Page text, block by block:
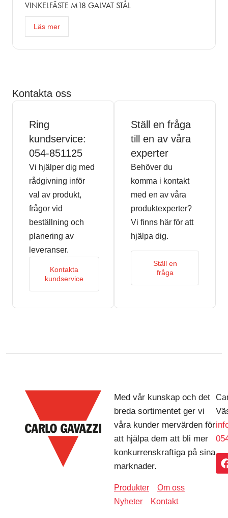
VINKELFÄSTE M18 GALVAT STÅL
Läs mer
Kontakta oss
Ring
kundservice:
054-851125
Vi hjälper dig med
rådgivning inför
val av produkt,
frågor vid
beställning och
planering av
leveranser.
Kontakta
kundservice
Ställ en fråga
till en av våra
experter
Behöver du
komma i kontakt
med en av våra
produktexperter?
Vi finns här för att
hjälpa dig.
Ställ en
fråga
Med vår kunskap och det
breda sortimentet ger vi
våra kunder mervärden för
att hjälpa dem att bli mer
konkurrenskraftiga på sina
marknader.
Produkter
Om oss
Nyheter
Kontakt